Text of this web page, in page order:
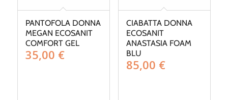
PANTOFOLA DONNA
MEGAN ECOSANIT
COMFORT GEL
35,00 €
CIABATTA DONNA
ECOSANIT
ANASTASIA FOAM
BLU
85,00 €